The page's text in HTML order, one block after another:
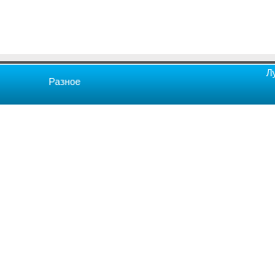
Разное